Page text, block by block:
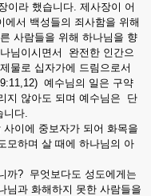
이라 했습니다. 제사장이 어
서 백성들의 죄사함을 위해
사람들을 위해 하나님을 향
님이시면서 완전한 인간으
물로 십자가에 드림으로서
예수님의 일은 구약
지 않아도 되며 예수님은 단
니다.
이에 중보자가 되어 화목을
모하며 살 때에 하나님의 아
까? 무엇보다도 성도에게는
님과 화해하지 못한 사람들을